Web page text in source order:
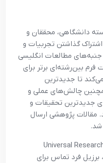
دانشگاهي، محققان و
گذاشتن تجربيات و
مطالعات انگليسي
بين‌رشته‌اي برتر براي
تا جديدترين
چالش‌هاي عملي و
جديدترين تحقيقات و
مقالات پژوهشي ارسال
شد.
Universal
، برزيل فرد تماس براي